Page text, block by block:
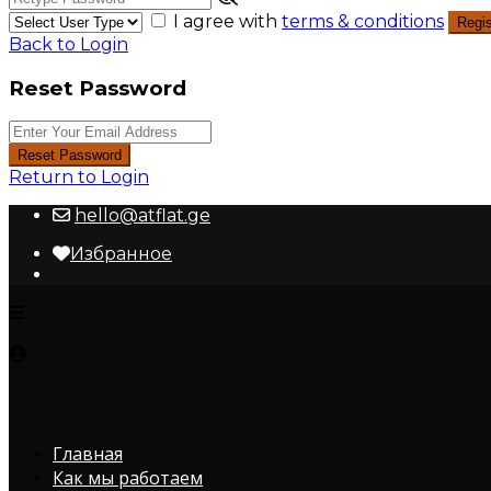
I agree with terms & conditions
Back to Login
Reset Password
Reset Password
Return to Login
hello@atflat.ge
Избранное
Главная
Как мы работаем